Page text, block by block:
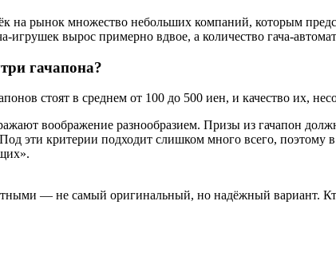
на рынок множество небольших компаний, которым
игрушек вырос примерно вдвое, а количество гача-
гачапона?
стоят в среднем от 100 до 500 иен, и качество их,
воображение разнообразием. Призы из гачапон
эти критерии подходит слишком много всего,
— не самый оригинальный, но надёжный вариант.